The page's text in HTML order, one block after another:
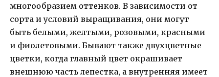
многообразием оттенков. В зависимости от
сорта и условий выращивания, они могут
быть белыми, желтыми, розовыми, красными
и фиолетовыми. Бывают также двухцветные
цветки, когда главный цвет окрашивает
внешнюю часть лепестка, а внутренняя имеет